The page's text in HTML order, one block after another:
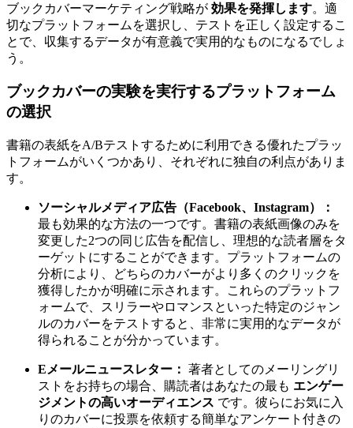
ブックカバーマーケティング戦略が 効果を発揮します。適
切なプラットフォームを選択し、テストを正しく設定するこ
とで、収集するデータが有意義で実用的なものになるでしょ
う。
ブックカバーの実験を実行するプラットフォーム
の選択
書籍の表紙をA/Bテストするために利用できる優れたプラッ
トフォームがいくつかあり、それぞれに独自の利点がありま
す。
ソーシャルメディア広告（Facebook、Instagram）：
最も効果的な方法の一つです。書籍の表紙画像のみを
変更した2つの同じ広告を配信し、理想的な読者層をタ
ーゲットにすることができます。プラットフォームの
分析により、どちらのカバーがより多くのクリックを
獲得したかが明確に示されます。これらのプラットフ
ォームで、スリラーやロマンスといった特定のジャン
ルのカバーをテストすると、非常に実用的なデータが
得られることが分かっています。
Eメールニュースレター： 著者としてのメーリングリ
ストをお持ちの場合、購読者はあなたの最も エンゲー
ジメントの高いオーディエンス です。彼らにお気に入
りのカバーに投票を依頼する簡単なアンケート付きの